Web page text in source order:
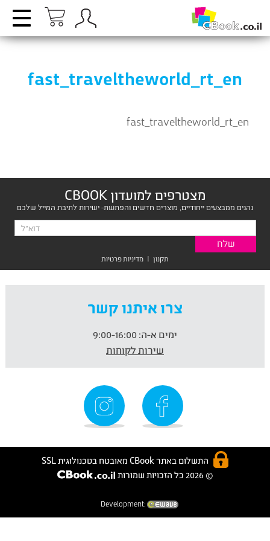
fast_traveltheworld_rt_en
fast_traveltheworld_rt_en
מצטרפים למועדון CBOOK
נהנים ממבצעים ייחודיים, מוצרים חדשים והפתעות- ישירות לתיבת המייל שלכם
תקנון | מדיניות פרטיות
צרו איתנו קשר
ימים א-ה:
שירות לקוחות
התשלום באתר CBook מאובטח בטכנולוגית SSL
© 2026 כל הזכויות שמורות
Development: